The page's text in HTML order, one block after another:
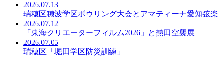
2026.07.13
瑞穂区穂波学区ボウリング大会とアマティーナ愛知弦
2026.07.12
「東海クリエーターフィルム2026」と熱田空襲展
2026.07.05
瑞穂区「堀田学区防災訓練」